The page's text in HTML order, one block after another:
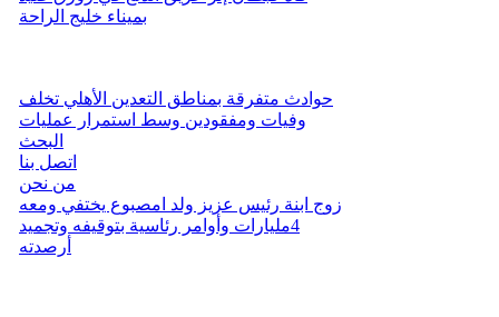
بميناء خليج الراحة
حوادث متفرقة بمناطق التعدين الأهلي تخلف
وفيات ومفقودين وسط استمرار عمليات
البحث
اتصل بنا
من نحن
زوج ابنة رئيس عزيز ولد امصبوع يختفي ومعه
4مليارات وأوامر رئاسية بتوقيفه وتجميد
أرصدته